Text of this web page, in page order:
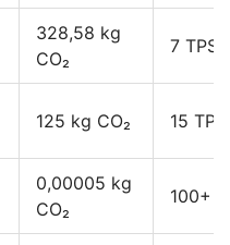
328,58 kg
CO₂
7 TPS
125 kg CO₂ 15 TPS
0,00005 kg
CO₂
100+